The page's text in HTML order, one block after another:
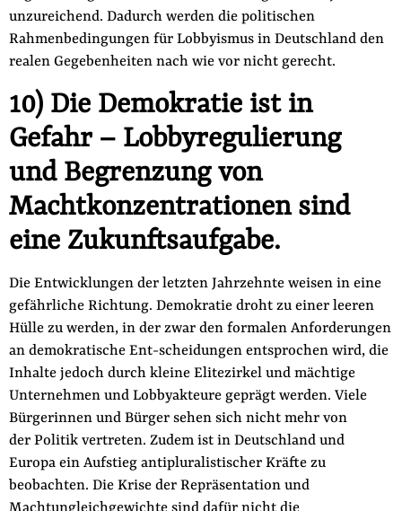
un­zureichend. Dadurch werden die politischen
Rahmenbedingun­gen für Lobbyismus in Deutschland den
realen Gegebenheiten nach wie vor nicht gerecht.
10) Die Demokratie ist in
Gefahr – Lobbyregulierung
und Begrenzung von
Machtkonzentrationen sind
eine Zukunftsaufgabe.
Die Entwicklungen der letzten Jahrzehnte weisen in eine
gefährli­che Richtung. Demokratie droht zu einer leeren
Hülle zu werden, in der zwar den formalen Anforderungen
an demokratische Ent­-scheidungen entsprochen wird, die
Inhalte jedoch durch kleine Elitezirkel und mächtige
Unternehmen und Lobbyakteure geprägt werden. Viele
Bürgerinnen und Bürger sehen sich nicht mehr von
der Politik vertreten. Zudem ist in Deutschland und
Europa ein Aufstieg antipluralistischer Kräfte zu
beobachten. Die Krise der Repräsentation und